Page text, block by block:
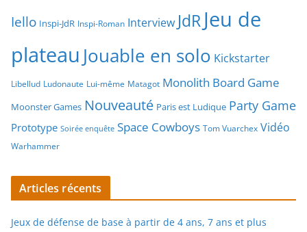
Iello Inspi-JdR Inspi-Roman Interview JdRJeu de
plateau Jouable en solo Kickstarter
Libellud Ludonaute Lui-même Matagot Monolith Board Game
Moonster Games Nouveauté Paris est Ludique Party Game
Prototype Soirée enquête Space Cowboys Tom Vuarchex Vidéo
Warhammer
Articles récents
Jeux de défense de base à partir de 4 ans, 7 ans et plus